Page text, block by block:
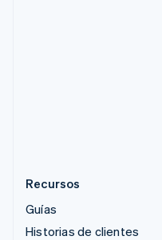
Recursos
Guías
Historias de clientes